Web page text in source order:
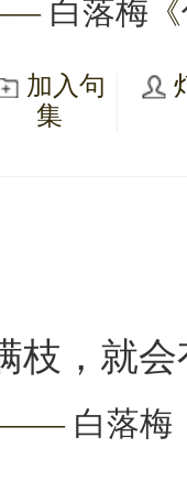
白落梅 《
加入句
集
枝，就
—— 白落梅